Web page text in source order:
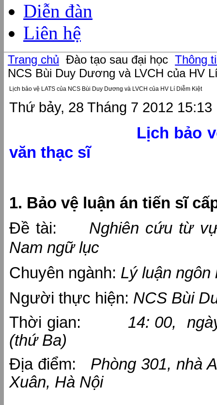
Diễn đàn
Liên hệ
Trang chủ Đào tạo sau đại học Thông
NCS Bùi Duy Dương và LVCH của HV
Lịch bảo vệ LATS của NCS Bùi Duy Dương và LVCH của HV Lí Diễm Kiệt
Thứ bảy, 28 Tháng 7 2012 15:13
Lịch bảo
văn thạc sĩ
1. Bảo vệ luận án tiến sĩ
Đề tài:
Nghiên cứu từ
Nam ngữ lục
Chuyên ngành: Lý luận
Người thực hiện: NCS Bùi
Thời gian:
14: 00,
(thứ Ba)
Địa điểm:
Phòng 301, nhà
Xuân, Hà Nội